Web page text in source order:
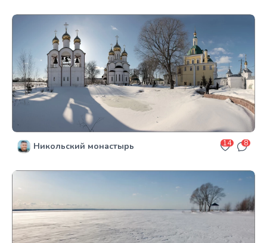
Никольский монастырь 14 8